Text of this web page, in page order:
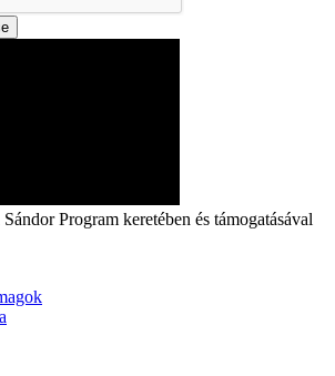
Program keretében és támogatásával